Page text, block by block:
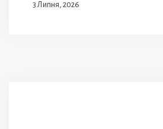
3 Липня, 2026